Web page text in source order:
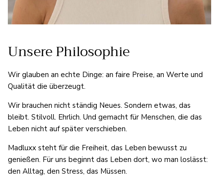
Unsere Philosophie
Wir glauben an echte Dinge: an faire Preise, an Werte und
Qualität die überzeugt.
Wir brauchen nicht ständig Neues. Sondern etwas, das
bleibt. Stilvoll. Ehrlich. Und gemacht für Menschen, die das
Leben nicht auf später verschieben.
Madluxx steht für die Freiheit, das Leben bewusst zu
genießen. Für uns beginnt das Leben dort, wo man loslässt:
den Alltag, den Stress, das Müssen.